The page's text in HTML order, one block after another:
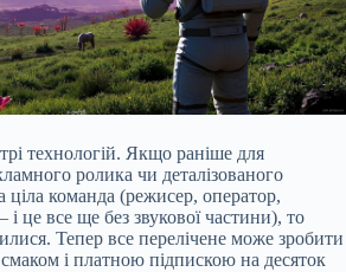
технологій. Якщо раніше для
ролика чи деталізованого
ціла команда (режисер, оператор,
це все ще без звукової частини), то
Тепер все перелічене може зробити
і платною підпискою на десяток